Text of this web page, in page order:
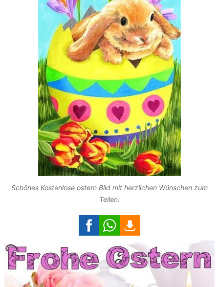
Schönes Kostenlose ostern Bild mit herzlichen Wünschen zum
Teilen.